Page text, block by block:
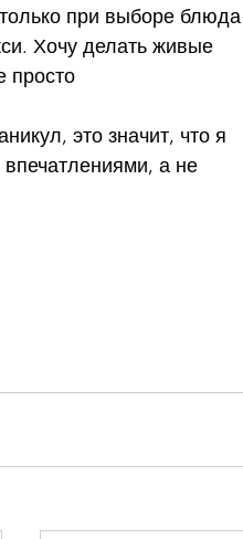
при выборе блюда
Хочу делать живые
просто
это значит, что я
а не